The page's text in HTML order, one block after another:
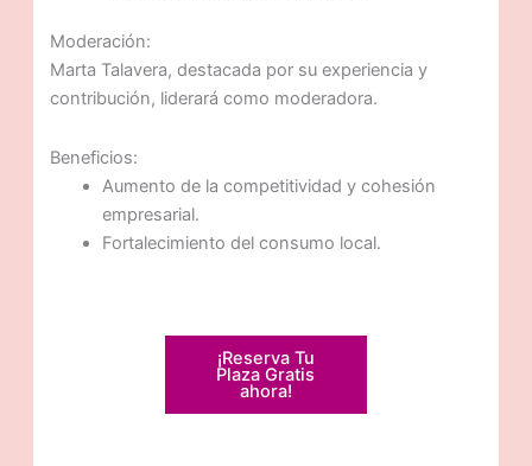
Moderación:
Marta Talavera, destacada por su experiencia y
contribución, liderará como moderadora.
Beneficios:
Aumento de la competitividad y cohesión
empresarial.
Fortalecimiento del consumo local.
¡Reserva Tu
Plaza Gratis
ahora!